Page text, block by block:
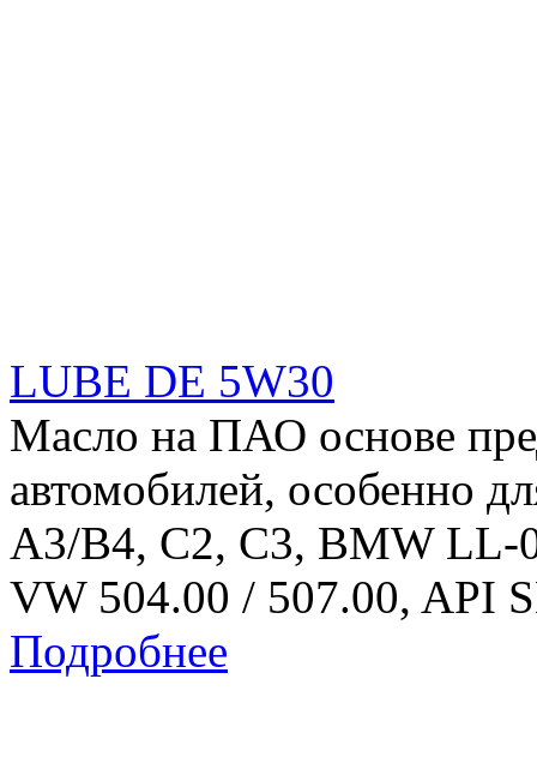
LUBE DE 5W30
Масло на ПАО основе
автомобилей, особенно
A3/B4, C2, C3, BMW LL-
VW 504.00 / 507.00, API
Подробнее